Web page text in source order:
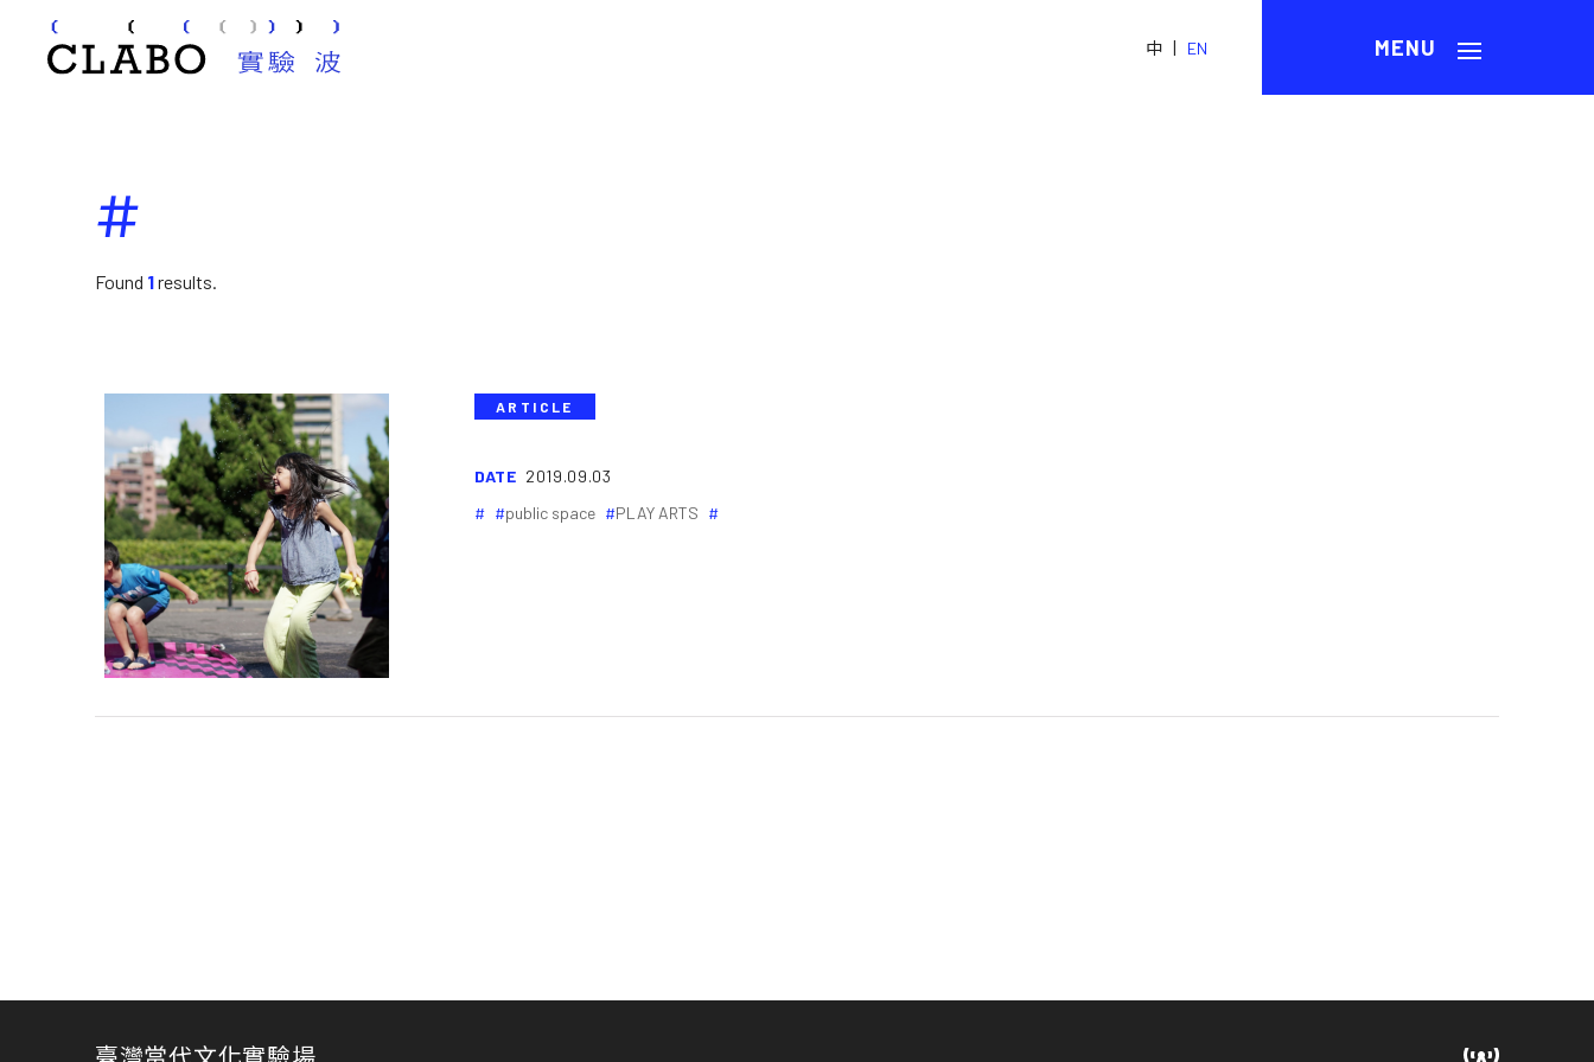
中 | EN
#
Found 1results.
ARTICLE
DATE 2019.09.03
public space
PLAY ARTS
臺灣當代文化實驗場